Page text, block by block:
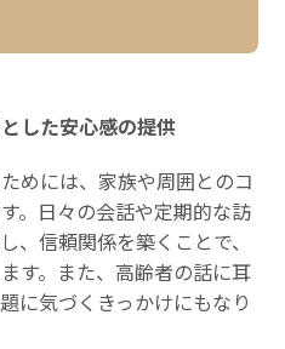
した安心感の提供
めには、家族や周囲とのコ
。日々の会話や定期的な訪
、信頼関係を築くことで、
す。また、高齢者の話に耳
に気づくきっかけにもなり